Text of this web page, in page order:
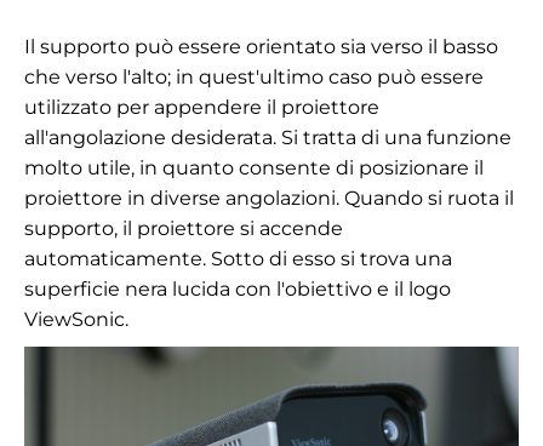
Il supporto può essere orientato sia verso il basso
che verso l'alto; in quest'ultimo caso può essere
utilizzato per appendere il proiettore
all'angolazione desiderata. Si tratta di una funzione
molto utile, in quanto consente di posizionare il
proiettore in diverse angolazioni. Quando si ruota il
supporto, il proiettore si accende
automaticamente. Sotto di esso si trova una
superficie nera lucida con l'obiettivo e il logo
ViewSonic.